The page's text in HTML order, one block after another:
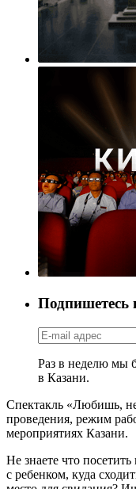
Подпишетесь
Раз в неделю мы
в Казани.
Спектакль «Любишь,
проведения, режим
мероприятиях Казани.
Не знаете что
с ребенком, куда